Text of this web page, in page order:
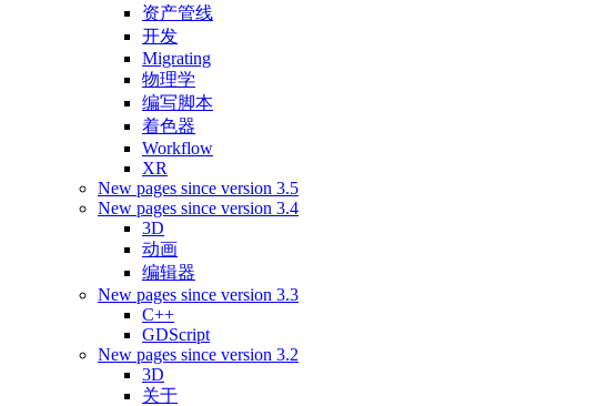
资产管线
开发
Migrating
物理学
编写脚本
着色器
Workflow
XR
New pages since version 3.5
New pages since version 3.4
3D
动画
编辑器
New pages since version 3.3
C++
GDScript
New pages since version 3.2
3D
关于